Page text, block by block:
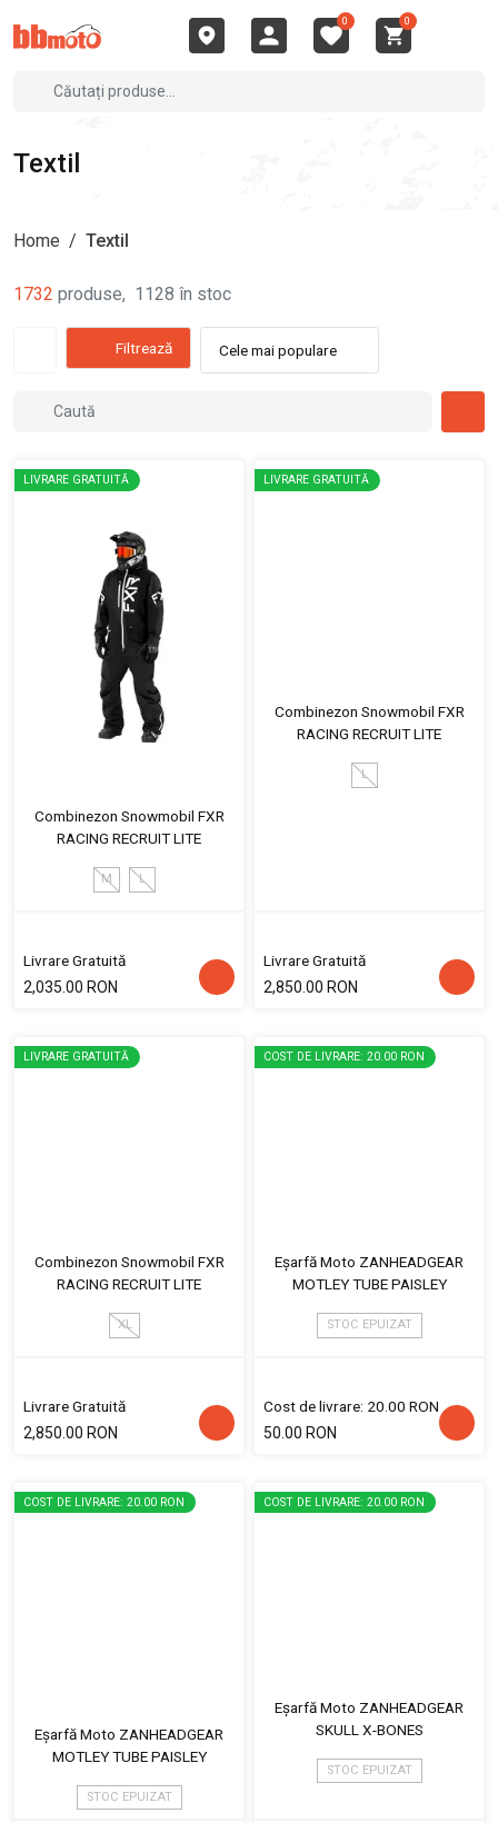
0 0
Textil
Home / Textil
1732 produse, 1128 în stoc
Filtrează Cele mai populare
LIVRARE GRATUITĂ
Combinezon Snowmobil FXR
RACING RECRUIT LITE
M L
Livrare Gratuită
2,035.00 RON
LIVRARE GRATUITĂ
Combinezon Snowmobil FXR
RACING RECRUIT LITE
L
Livrare Gratuită
2,850.00 RON
LIVRARE GRATUITĂ
Combinezon Snowmobil FXR
RACING RECRUIT LITE
XL
Livrare Gratuită
2,850.00 RON
COST DE LIVRARE: 20.00 RON
Eșarfă Moto ZANHEADGEAR
MOTLEY TUBE PAISLEY
STOC EPUIZAT
Cost de livrare: 20.00 RON
50.00 RON
COST DE LIVRARE: 20.00 RON
Eșarfă Moto ZANHEADGEAR
MOTLEY TUBE PAISLEY
STOC EPUIZAT
COST DE LIVRARE: 20.00 RON
Eșarfă Moto ZANHEADGEAR
SKULL X-BONES
STOC EPUIZAT